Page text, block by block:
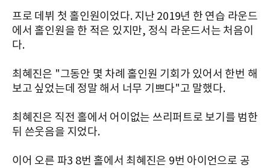
프로 데뷔 첫 홀인원이었다. 지난 2019년 한 연습 라운드
에서 홀인원을 한 적은 있지만, 정식 라운드서는 처음이
다.
최혜진은 "그동안 몇 차례 홀인원 기회가 있어서 한번 해
보고 싶었는데 정말 해서 너무 기쁘다"고 말했다.
최혜진은 직전 홀에서 어이없는 쓰리퍼트로 보기를 범한
뒤 쓴웃음을 지었다.
이어 오른 파3 8번 홀에서 최혜진은 9번 아이언으로 공